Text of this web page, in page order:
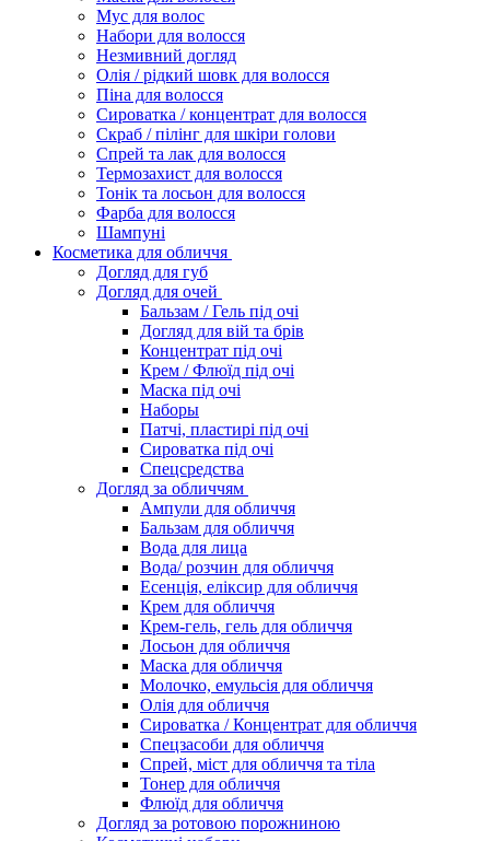
Мус для волос
Набори для волосся
Незмивний догляд
Олія / рідкий шовк для волосся
Піна для волосся
Сироватка / концентрат для волосся
Скраб / пілінг для шкіри голови
Спрей та лак для волосся
Термозахист для волосся
Тонік та лосьон для волосся
Фарба для волосся
Шампуні
Косметика для обличчя
Догляд для губ
Догляд для очей
Бальзам / Гель під очі
Догляд для вій та брів
Концентрат під очі
Крем / Флюїд під очі
Маска під очі
Наборы
Патчі, пластирі під очі
Сироватка під очі
Спецсредства
Догляд за обличчям
Ампули для обличчя
Бальзам для обличчя
Вода для лица
Вода/ розчин для обличчя
Есенція, еліксир для обличчя
Крем для обличчя
Крем-гель, гель для обличчя
Лосьон для обличчя
Маска для обличчя
Молочко, емульсія для обличчя
Олія для обличчя
Сироватка / Концентрат для обличчя
Спецзасоби для обличчя
Спрей, міст для обличчя та тіла
Тонер для обличчя
Флюїд для обличчя
Догляд за ротовою порожниною